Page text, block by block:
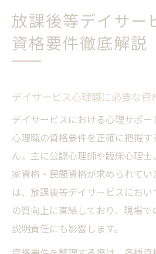
放課後等デイサー
資格要件徹底解説
デイサービス心理職に必要な資
デイサービスにおける心理サポー
心理職の資格要件を正確に把握す
ん。主に公認心理師や臨床心理士
家資格・民間資格が求められてい
は、放課後等デイサービスにお
の質向上に直結しており、現場
説明責任にも影響します。